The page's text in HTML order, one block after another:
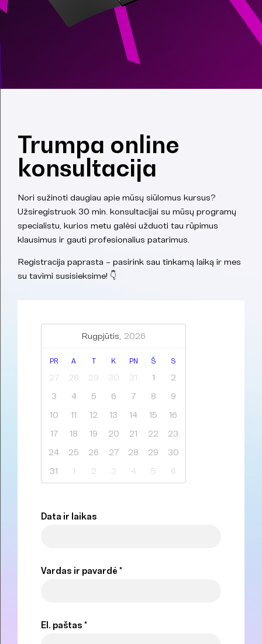
Trumpa online
konsultacija
Nori sužinoti daugiau apie mūsų siūlomus kursus?
Užsiregistruok 30 min. konsultacijai su mūsų programų
specialistu, kurios metu galėsi užduoti tau rūpimus
klausimus ir gauti profesionalius patarimus.
Registracija paprasta – pasirink sau tinkamą laiką ir mes
su tavimi susisieksime! 👇
Rugpjūtis, 2026
PR A T K PN Š S
27 28 29 30 31 1
2
3
4 5 6 7 8
9
10
11 12 13 14 15
16
17
18 19 20 21 22
23
24
25 26 27 28 29
30
31
1 2 3 4 5 6
Data ir laikas
Vardas ir pavardė *
El. paštas *